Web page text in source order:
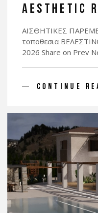
AESTHETIC
ΑΙΣΘΗΤΙΚΕΣ
τοποθεσια
2026 Share on Prev
CONTINUE